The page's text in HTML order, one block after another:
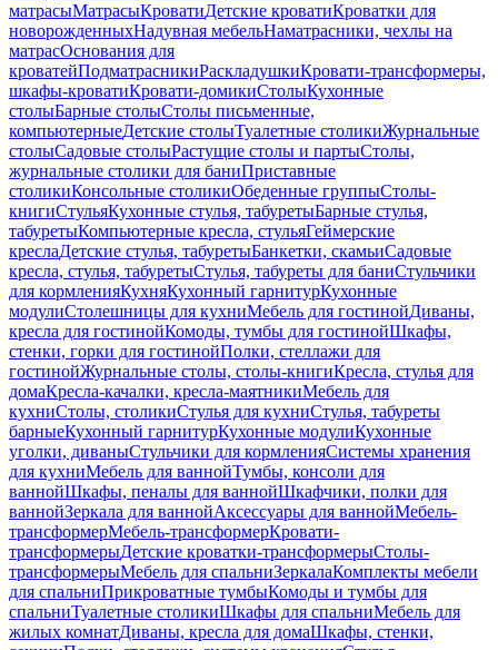
матрасыМатрасыКроватиДетские кроватиКроватки для
новорожденныхНадувная мебельНаматрасники, чехлы на
матрасОснования для
кроватейПодматрасникиРаскладушкиКровати-трансформеры,
шкафы-кроватиКровати-домикиСтолыКухонные
столыБарные столыСтолы письменные,
компьютерныеДетские столыТуалетные столикиЖурнальные
столыСадовые столыРастущие столы и партыСтолы,
журнальные столики для баниПриставные
столикиКонсольные столикиОбеденные группыСтолы-
книгиСтульяКухонные стулья, табуретыБарные стулья,
табуретыКомпьютерные кресла, стульяГеймерские
креслаДетские стулья, табуретыБанкетки, скамьиСадовые
кресла, стулья, табуретыСтулья, табуреты для баниСтульчики
для кормленияКухняКухонный гарнитурКухонные
модулиСтолешницы для кухниМебель для гостинойДиваны,
кресла для гостинойКомоды, тумбы для гостинойШкафы,
стенки, горки для гостинойПолки, стеллажи для
гостинойЖурнальные столы, столы-книгиКресла, стулья для
домаКресла-качалки, кресла-маятникиМебель для
кухниСтолы, столикиСтулья для кухниСтулья, табуреты
барныеКухонный гарнитурКухонные модулиКухонные
уголки, диваныСтульчики для кормленияСистемы хранения
для кухниМебель для ваннойТумбы, консоли для
ваннойШкафы, пеналы для ваннойШкафчики, полки для
ваннойЗеркала для ваннойАксессуары для ваннойМебель-
трансформерМебель-трансформерКровати-
трансформерыДетские кроватки-трансформерыСтолы-
трансформерыМебель для спальниЗеркалаКомплекты мебели
для спальниПрикроватные тумбыКомоды и тумбы для
спальниТуалетные столикиШкафы для спальниМебель для
жилых комнатДиваны, кресла для домаШкафы, стенки,